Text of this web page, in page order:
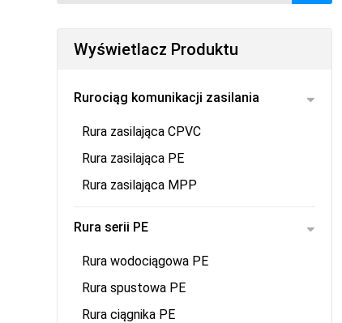
Wyświetlacz Produktu
Rurociąg komunikacji zasilania
Rura zasilająca CPVC
Rura zasilająca PE
Rura zasilająca MPP
Rura serii PE
Rura wodociągowa PE
Rura spustowa PE
Rura ciągnika PE